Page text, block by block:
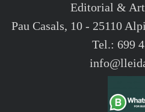
Editorial &
Pau Casals, 10 - 25110
Tel.: 699